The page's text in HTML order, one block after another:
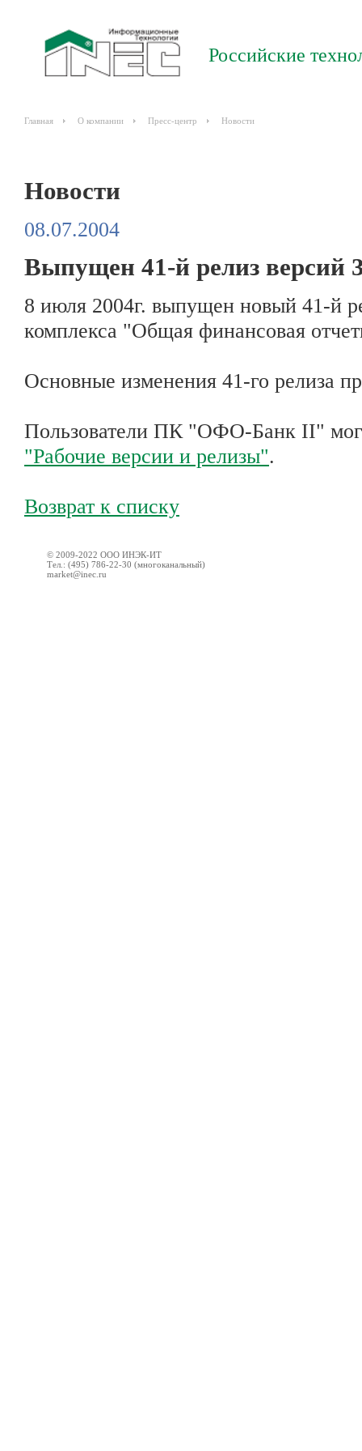
Российские
Главная О компании Пресс-центр Новости
Новости
08.07.2004
Выпущен 41-й релиз
8 июля 2004г. выпущен новый 41-й
комплекса "Общая финансовая
Основные изменения 41-го релиза
Пользователи ПК "ОФО-Банк II"
"Рабочие версии и релизы".
Возврат к списку
© 2009-2022 ООО ИНЭК-ИТ
Тел.: (495) 786-22-30 (многоканальный)
market@inec.ru